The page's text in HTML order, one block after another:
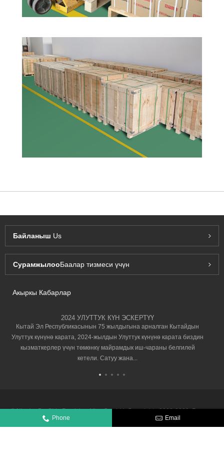
Байланыш Us
СурамжылооБаалар тизмеси үчүн
Акыркы Кабарлар
2024 УЛУТТУК КҮН ЭСКЕРТҮҮ
Кытай Эл Республикасынын 75 жылдыгына арналган Кытайдын
Улуттук күнүнө карата, 2024-жылдын Улуттук күнүнө карата биздин
кызматкерлер үчүн төмөнкү майрамдык иш-чараны белгилей
кетели. Сатуу жана...
© Ningbo De-Shin Precision Alloy Co., Ltd. Copyright - 2008-2020. Бардык
укуктар корголгон.